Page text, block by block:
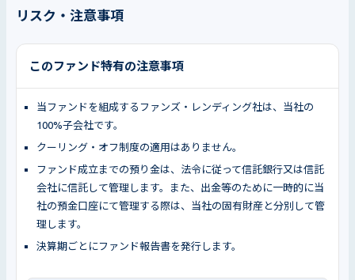
リスク・注意事項
このファンド特有の注意事項
当ファンドを組成するファンズ・レンディング社は、当社の
100%子会社です。
クーリング・オフ制度の適用はありません。
ファンド成立までの預り金は、法令に従って信託銀行又は信託
会社に信託して管理します。また、出金等のために一時的に当
社の預金口座にて管理する際は、当社の固有財産と分別して管
理します。
決算期ごとにファンド報告書を発行します。